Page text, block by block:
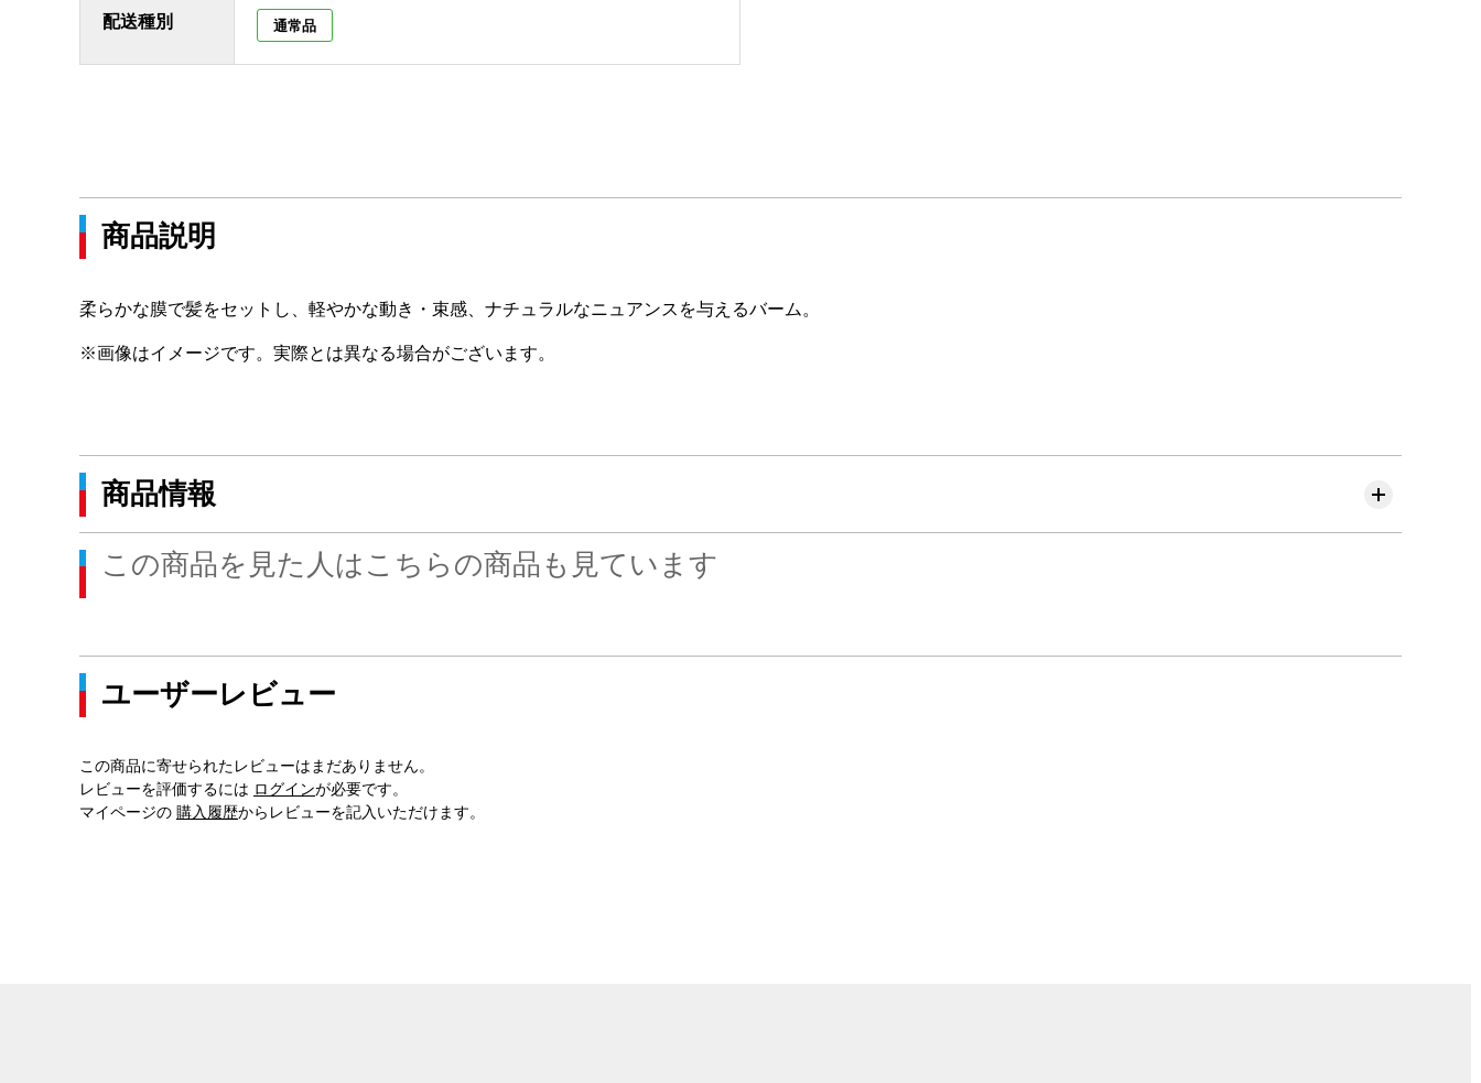
配送種別 通常品
商品説明
柔らかな膜で髪をセットし、軽やかな動き・束感、ナチュラルなニュアンスを与えるバーム。
※画像はイメージです。実際とは異なる場合がございます。
商品情報
この商品を見た人はこちらの商品も見ています
ユーザーレビュー
この商品に寄せられたレビューはまだありません。
レビューを評価するには ログインが必要です。
マイページの 購入履歴からレビューを記入いただけます。